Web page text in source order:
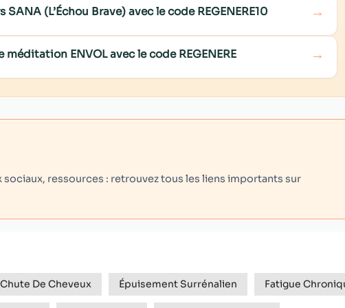
(L’Échou Brave) avec le code REGENERE10 →
ENVOL avec le code REGENERE →
ressources : retrouvez tous les liens importants sur
Chute De Cheveux Épuisement Surrénalien Fatigue